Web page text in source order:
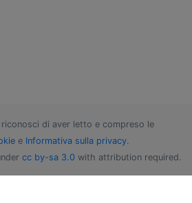
di aver letto e compreso le
e Informativa sulla privacy.
cc by-sa 3.0 with attribution required.